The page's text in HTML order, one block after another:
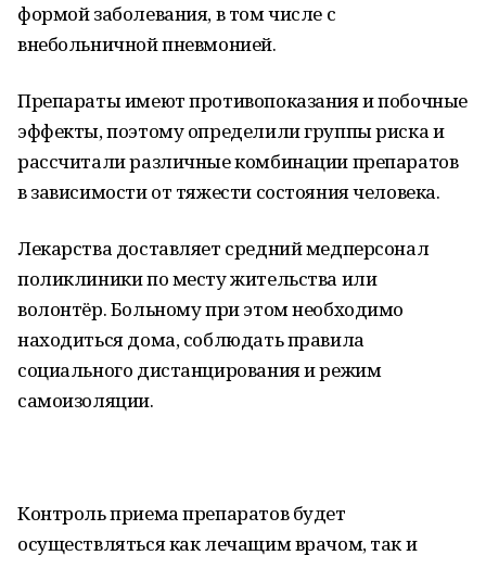
формой заболевания, в том числе с
внебольничной пневмонией.
Препараты имеют противопоказания и побочные
эффекты, поэтому определили группы риска и
рассчитали различные комбинации препаратов
в зависимости от тяжести состояния человека.
Лекарства доставляет средний медперсонал
поликлиники по месту жительства или
волонтёр. Больному при этом необходимо
находиться дома, соблюдать правила
социального дистанцирования и режим
самоизоляции.
Контроль приема препаратов будет
осуществляться как лечащим врачом, так и